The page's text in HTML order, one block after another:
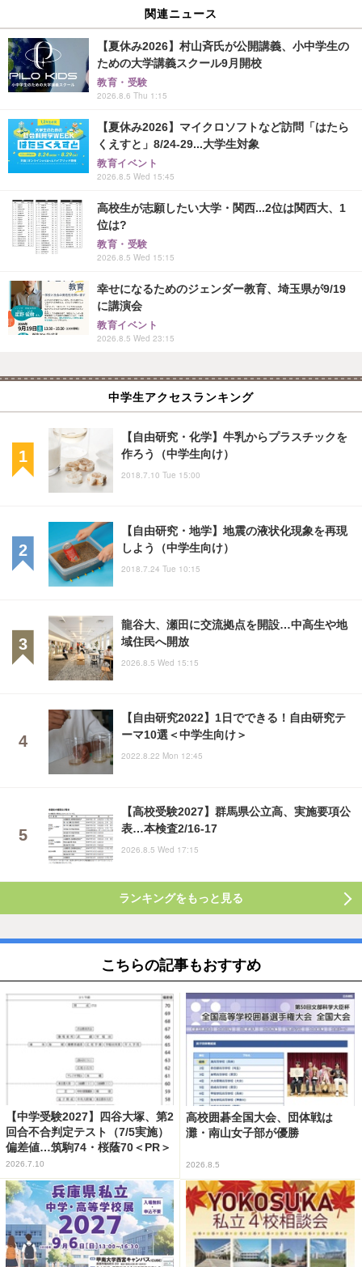
関連ニュース
【夏休み2026】村山斉氏が公開講義、小中学生の
ための大学講義スクール9月開校
教育・受験
2026.8.6 Thu 1:15
【夏休み2026】マイクロソフトなど訪問「はたら
くえすと」8/24-29...大学生対象
教育イベント
2026.8.5 Wed 15:45
高校生が志願したい大学・関西...2位は関西大、1
位は?
教育・受験
2026.8.5 Wed 15:15
幸せになるためのジェンダー教育、埼玉県が9/19
に講演会
教育イベント
2026.8.5 Wed 23:15
中学生アクセスランキング
【自由研究・化学】牛乳からプラスチックを
作ろう（中学生向け）
2018.7.10 Tue 15:00
【自由研究・地学】地震の液状化現象を再現
しよう（中学生向け）
2018.7.24 Tue 10:15
龍谷大、瀬田に交流拠点を開設…中高生や地
域住民へ開放
2026.8.5 Wed 15:15
【自由研究2022】1日でできる！自由研究テ
ーマ10選＜中学生向け＞
2022.8.22 Mon 12:45
【高校受験2027】群馬県公立高、実施要項公
表…本検査2/16-17
2026.8.5 Wed 17:15
ランキングをもっと見る
こちらの記事もおすすめ
【中学受験2027】四谷大塚、第2
回合不合判定テスト（7/5実施）
偏差値…筑駒74・桜蔭70＜PR＞
2026.7.10
高校囲碁全国大会、団体戦は
灘・南山女子部が優勝
2026.8.5